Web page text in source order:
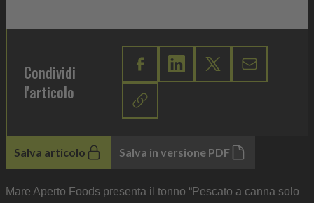
Condividi
l'articolo
Salva articolo Salva in versione PDF
Mare Aperto Foods presenta il tonno “Pescato a canna solo